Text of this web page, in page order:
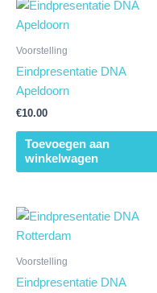
Voorstelling
Eindpresentatie DNA
Apeldoorn
€10.00
Toevoegen aan
winkelwagen
Voorstelling
Eindpresentatie DNA